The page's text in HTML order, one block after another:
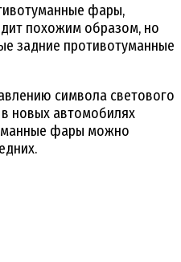
фары,
похожим образом, но
задние противотуманные
символа светового
в новых автомобилях
фары можно